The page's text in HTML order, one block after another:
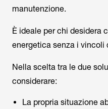
manutenzione.
È ideale per chi desidera
energetica senza i vincoli
Nella scelta tra le due
considerare:
La propria situazione